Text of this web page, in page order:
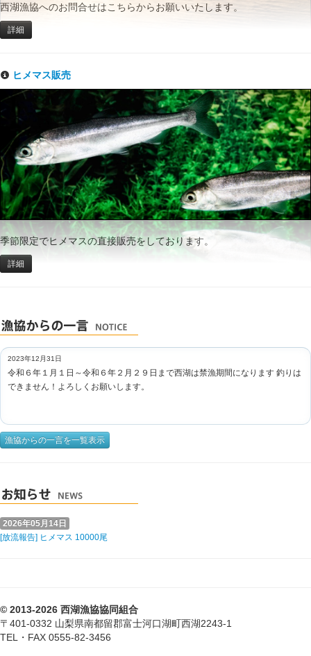
西湖漁協へのお問合せはこちらからお願いいたします。
詳細
ヒメマス販売
季節限定でヒメマスの直接販売をしております。
詳細
2023年12月31日
令和６年１月１日～令和６年２月２９日まで西湖は禁漁期間になります 釣りは
できません！よろしくお願いします。
漁協からの一言を一覧表示
2026年05月14日
[放流報告] ヒメマス 10000尾
© 2013-2026 西湖漁協協同組合
〒401-0332 山梨県南都留郡富士河口湖町西湖2243-1
TEL・FAX 0555-82-3456